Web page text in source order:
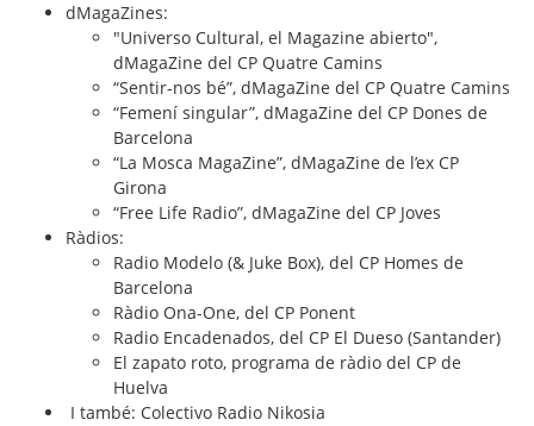
dMagaZines:
"Universo Cultural, el Magazine abierto",
dMagaZine del CP Quatre Camins
“Sentir-nos bé”, dMagaZine del CP Quatre Camins
“Femení singular”, dMagaZine del CP Dones de
Barcelona
“La Mosca MagaZine”, dMagaZine de l’ex CP
Girona
“Free Life Radio”, dMagaZine del CP Joves
Ràdios:
Radio Modelo (& Juke Box), del CP Homes de
Barcelona
Ràdio Ona-One, del CP Ponent
Radio Encadenados, del CP El Dueso (Santander)
El zapato roto, programa de ràdio del CP de
Huelva
I també: Colectivo Radio Nikosia